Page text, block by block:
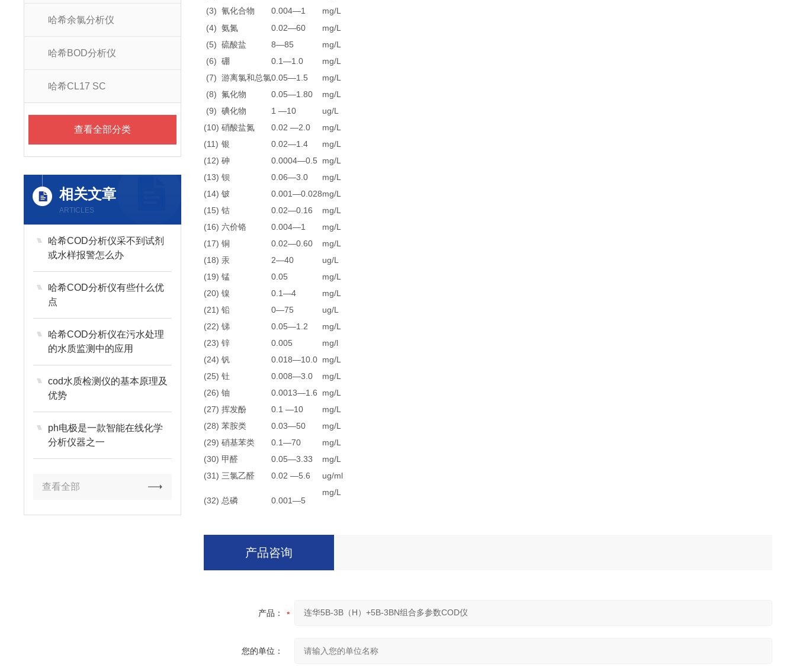
哈希余氯分析仪
哈希BOD分析仪
哈希CL17 SC
查看全部分类
相关文章
ARTICLES
哈希COD分析仪采不到试剂
或水样报警怎么办
哈希COD分析仪有些什么优
点
哈希COD分析仪在污水处理
的水质监测中的应用
cod水质检测仪的基本原理及
优势
ph电极是一款智能在线化学
分析仪器之一
查看全部
(3) 氰化合物 0.004—1
mg/L
(4) 氨氮 0.02—60
mg/L
(5) 硫酸盐 8—85
mg/L
(6) 硼 0.1—1.0
mg/L
(7) 游离氯和总氯0.05—1.5
mg/L
(8) 氟化物 0.05—1.80
mg/L
(9) 碘化物 1 —10
ug/L
(10) 硝酸盐氮 0.02 —2.0
mg/L
(11) 银 0.02—1.4
mg/L
(12) 砷 0.0004—0.5
mg/L
(13) 钡 0.06—3.0
mg/L
(14) 铍 0.001—0.028mg/L
(15) 钴 0.02—0.16
mg/L
(16) 六价铬 0.004—1
mg/L
(17) 铜 0.02—0.60
mg/L
(18) 汞 2—40
ug/L
(19) 锰 0.05
mg/L
(20) 镍 0.1—4
mg/L
(21) 铅 0—75
ug/L
(22) 锑 0.05—1.2
mg/L
(23) 锌 0.005
mg/l
(24) 钒 0.018—10.0 mg/L
(25) 钍 0.008—3.0
mg/L
(26) 铀 0.0013—1.6
mg/L
(27) 挥发酚 0.1 —10
mg/L
(28) 苯胺类 0.03—50
mg/L
(29) 硝基苯类 0.1—70
mg/L
(30) 甲醛 0.05—3.33
mg/L
(31) 三氯乙醛 0.02 —5.6 ug/ml
(32) 总磷 0.001—5
mg/L
产品咨询
产品：
您的单位：